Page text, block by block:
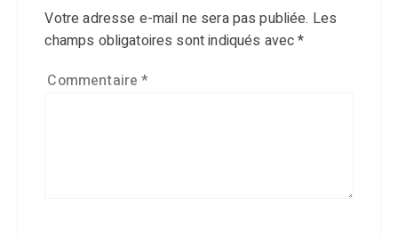
Votre adresse e-mail ne sera pas publiée. Les
champs obligatoires sont indiqués avec*
Commentaire*